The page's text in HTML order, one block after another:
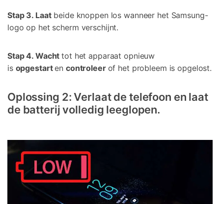
Stap 3. Laat beide knoppen los wanneer het Samsung-
logo op het scherm verschijnt.
Stap 4. Wacht tot het apparaat opnieuw
is opgestarten controleer of het probleem is opgelost.
Oplossing 2: Verlaat de telefoon en laat
de batterij volledig leeglopen.